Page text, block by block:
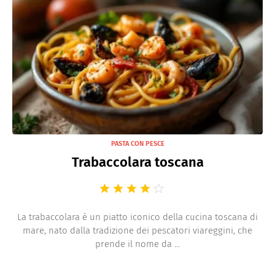
PASTA CON PESCE
Trabaccolara toscana
La trabaccolara è un piatto iconico della cucina toscana di
mare, nato dalla tradizione dei pescatori viareggini, che
prende il nome da ...